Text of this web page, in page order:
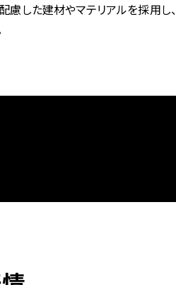
慮した建材やマテリアルを採用し、